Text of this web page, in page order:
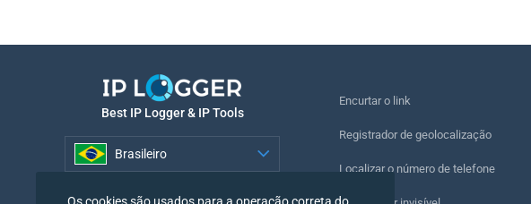
Best IP Logger & IP Tools
Brasileiro
Encurtar o link
Registrador de geolocalização
Localizar o número de telefone